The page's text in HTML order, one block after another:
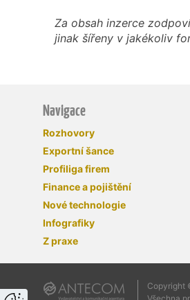
Za obsah inzerce
jinak šířeny v jakékoliv
Navigace
Rozhovory
Exportní šance
Profiliga firem
Finance a pojištění
Nové technologie
Infografiky
Z praxe
Copyright